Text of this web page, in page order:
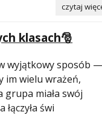
czytaj
klasach🎅
wyjątkowy sposób —
im wielu wrażeń,
grupa miała swój
świ